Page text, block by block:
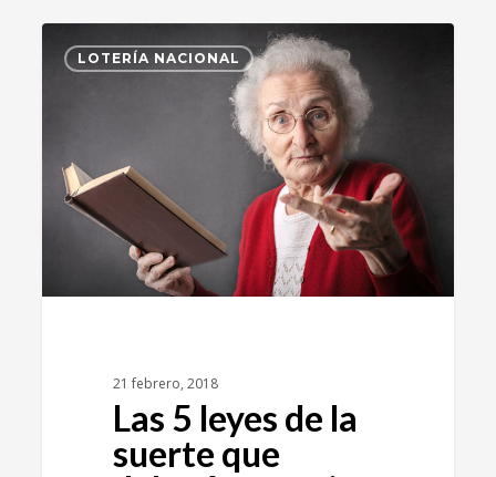
LOTERÍA NACIONAL
21 febrero, 2018
Las 5 leyes de la
suerte que
2